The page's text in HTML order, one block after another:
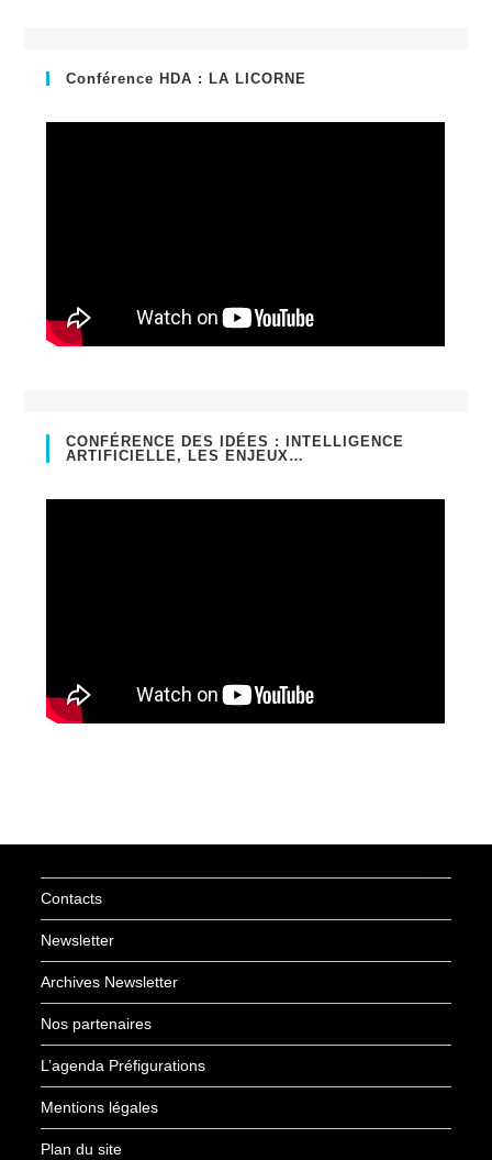
nouvel
Conférence HDA : LA LICORNE
CONFÉRENCE DES IDÉES : INTELLIGENCE
ARTIFICIELLE, LES ENJEUX…
Contacts
Newsletter
Archives Newsletter
Nos partenaires
L’agenda Préfigurations
Mentions légales
Plan du site